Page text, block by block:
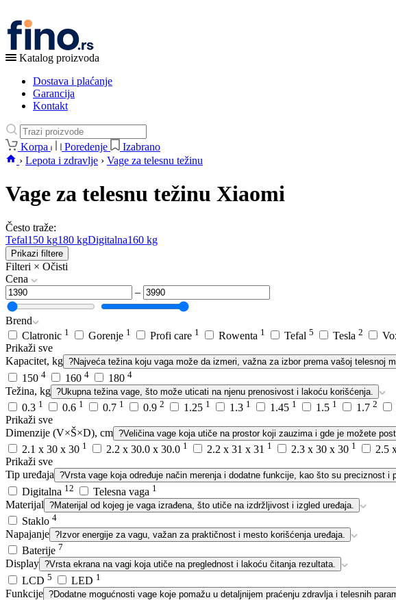
Katalog proizvoda
Dostava i plaćanje
Garancija
Kontakt
Korpa Poredenje
Izabrano
› Lepota i zdravlje › Vage za telesnu težinu
Vage za telesnu težinu Xiaomi
Često traže:
Tefal150 kg180 kgDigitalna160 kg
Prikazi filtere
Filteri × Očisti
Cena
–
Brend
Clatronic 1 Gorenje 1 Profi care 1 Rowenta 1 Tefal 5 Tesla 2
Prikaži sve
Kapacitet, kg ?Najveća težina koju vaga može da izmeri, važna za izbor prema vašoj telesnoj
150 4 160 4 180 4
Težina, kg ?Ukupna težina vage, što može uticati na njenu prenosivost i lakoću korišćenja.
0.3 1 0.6 1 0.7 1 0.9 2 1.25 1 1.3 1 1.45 1 1.5 1 1.7 2
Prikaži sve
Dimenzije (V×Š×D), cm ?Veličina vage koja utiče na prostor koji zauzima i gde je možete
2.1 x 30 x 30 1 2.2 x 30.0 x 30.0 1 2.2 x 31 x 31 1 2.3 x 30 x 30 1 2.5
Prikaži sve
Tip uređaja ?Vrsta vage koja određuje način merenja i dodatne funkcije, kao što su preciznost i
Digitalna 12 Telesna vaga 1
Materijal ?Materijal od kojeg je vaga izrađena, što utiče na izdržljivost i izgled uređaja.
Staklo 4
Napajanje ? Izvor energije za vagu, važan za praktičnost i mesto korišćenja uređaja.
Baterije 7
Display ?Vrsta ekrana na vagi koja utiče na preglednost i lakoću čitanja rezultata.
LCD 5 LED 1
Funkcije ?Dodatne mogućnosti vage koje pomažu u detaljnijem praćenju zdravlja i telesnih